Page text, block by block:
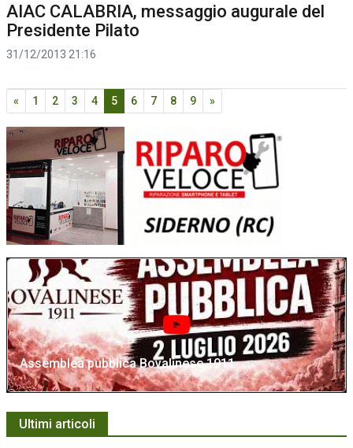
AIAC CALABRIA, messaggio augurale del
Presidente Pilato
31/12/2013 21:16
« 1 2 3 4 5 6 7 8 9 »
Assemblea pubblica Bovalinese 1911
Ultimi articoli